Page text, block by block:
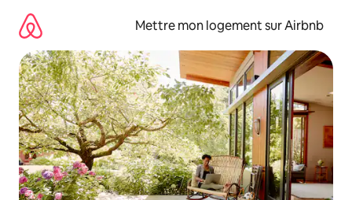
directement
contenu
Mettre mon logement sur Airbnb